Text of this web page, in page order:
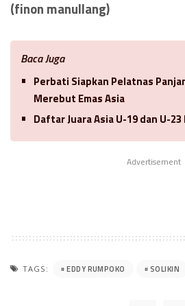
(finon manullang)
Baca Juga
Perbati Siapkan Pelatnas
Merebut Emas Asia
Daftar Juara Asia U-19 dan U-
Advertisement
TAGS: EDDY RUMPOKO SOLIKIN